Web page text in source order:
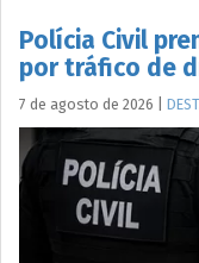
Polícia Civil
por tráfico de
7 de agosto de 2026